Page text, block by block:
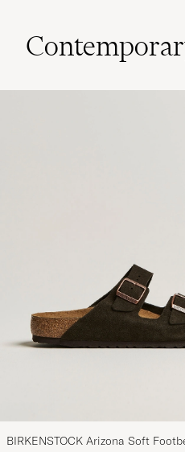
BIRKENSTOCK Arizona Soft